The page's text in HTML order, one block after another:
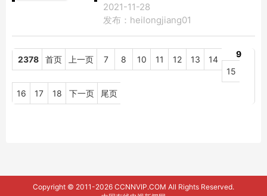
2021-11-28
发布：heilongjiang01
2378 首页 上一页 7 8
9
10 11 12 13
14
15
16 17 18 下一页 尾页
Copyright © 2011-2026 CCNNVIP.COM All Rights Reserved.